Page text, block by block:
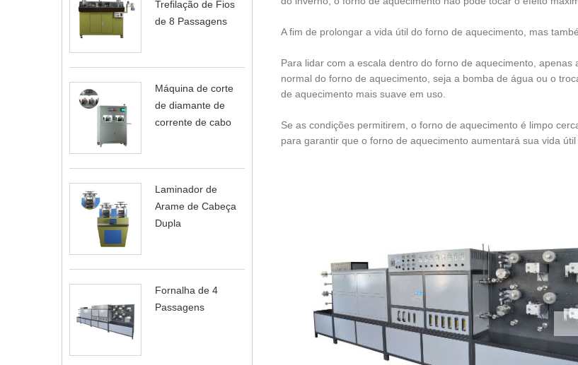
Trefilação de Fios
de 8 Passagens
Máquina de corte
de diamante de
corrente de cabo
Laminador de
Arame de Cabeça
Dupla
Fornalha de 4
Passagens
A fim de prolongar a vida útil do forno de aquecimento, mas
Para lidar com a escala dentro do forno de aquecimento,
normal do forno de aquecimento, seja a bomba de água ou o
de aquecimento mais suave em uso.
Se as condições permitirem, o forno de aquecimento é limpo
para garantir que o forno de aquecimento aumentará sua vida